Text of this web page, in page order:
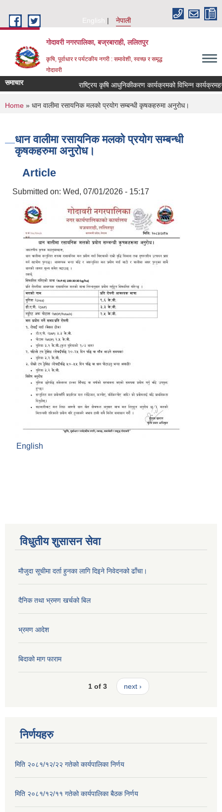
English
नेपाली
गोदावरी नगरपालिका, बज्रबाराही, ललितपुर
कृषि, पूर्वाधार र पर्यटकीय नगरी : समावेशी, स्वच्छ र समृद्ध
गोदावरी
समाचार
You are here
Home » धान वालीमा रसायनिक मलको प्रयोग सम्बन्धी कृषकहरुमा अनुरोध।
धान वालीमा रसायनिक मलको प्रयोग सम्बन्धी
कृषकहरुमा अनुरोध।
Article
Submitted on: Wed, 07/01/2026 - 15:17
English
विधुतीय शुसासन सेवा
मौजुदा सूचीमा दर्ता हुनका लागि दिइने निवेदनको ढाँचा।
दैनिक तथा भ्रमण खर्चको बिल
भ्रमण आदेश
बिदाको माग फाराम
1 of 3 next ›
निर्णयहरु
मिति २०८१/१२/२२ गतेको कार्यपालिका निर्णय
मिति २०८१/१२/११ गतेको कार्यपालिका बैठक निर्णय